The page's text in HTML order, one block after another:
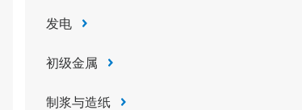
发电
初级金属
制浆与造纸